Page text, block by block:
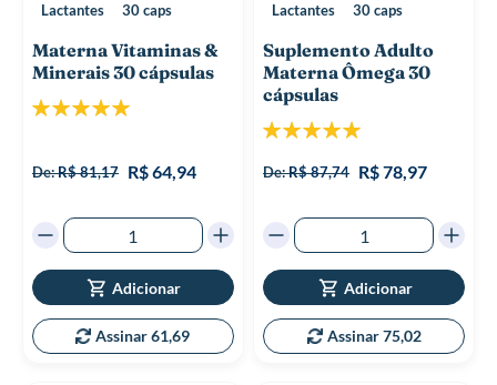
Lactantes
30 caps
Materna Vitaminas &
Minerais 30 cápsulas
Classificação:
De:R$ 81,17 R$ 64,94
Adicionar
Assinar 61,69
Lactantes
30 caps
Suplemento Adulto
Materna Ômega 30
cápsulas
Classificação:
De:R$ 87,74 R$ 78,97
Adicionar
Assinar 75,02